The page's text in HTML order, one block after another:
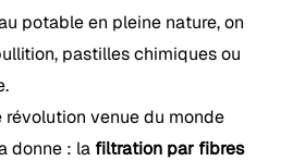
potable en pleine nature, on
pastilles chimiques ou
révolution venue du monde
donne : la filtration par fibres